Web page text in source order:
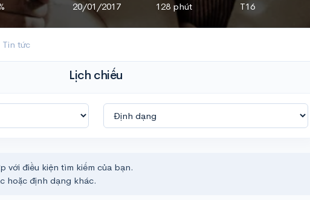
20/01/2017
128 phút
T16
Tin tức
Lịch chiếu
với điều kiện tìm kiếm của bạn.
hoặc định dạng khác.